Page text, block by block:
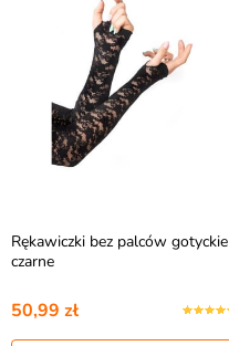
Rękawiczki bez palców gotyckie
czarne
50,99 zł